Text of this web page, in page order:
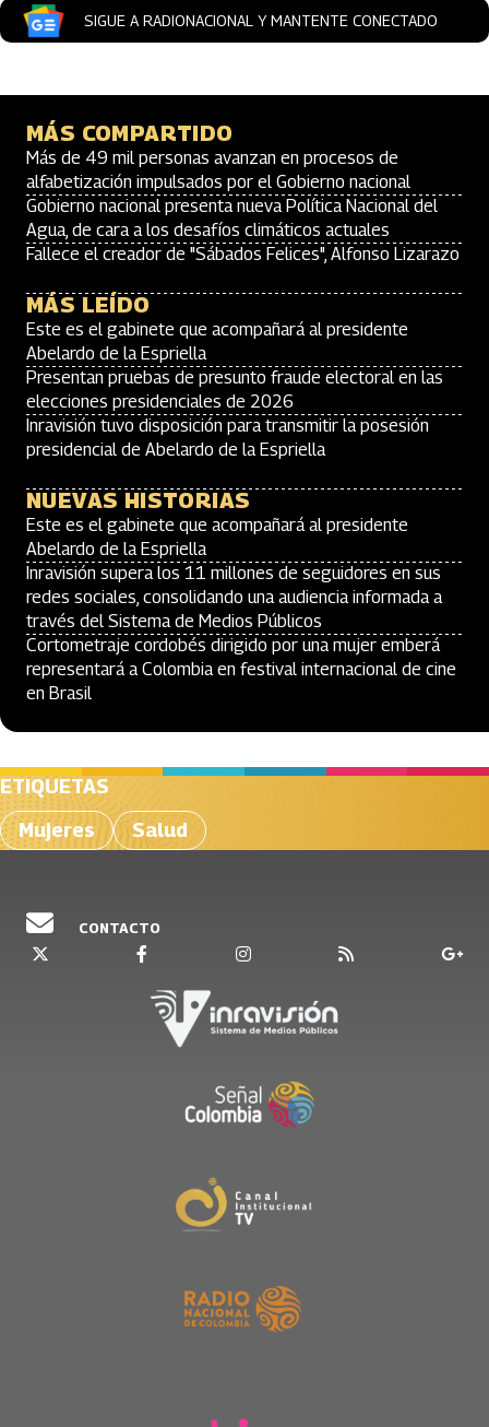
SIGUE A RADIONACIONAL Y MANTENTE CONECTADO
MÁS COMPARTIDO
Más de 49 mil personas avanzan en procesos de
alfabetización impulsados por el Gobierno nacional
Gobierno nacional presenta nueva Política Nacional del
Agua, de cara a los desafíos climáticos actuales
Fallece el creador de "Sábados Felices", Alfonso Lizarazo
MÁS LEÍDO
Este es el gabinete que acompañará al presidente
Abelardo de la Espriella
Presentan pruebas de presunto fraude electoral en las
elecciones presidenciales de 2026
Inravisión tuvo disposición para transmitir la posesión
presidencial de Abelardo de la Espriella
NUEVAS HISTORIAS
Este es el gabinete que acompañará al presidente
Abelardo de la Espriella
Inravisión supera los 11 millones de seguidores en sus
redes sociales, consolidando una audiencia informada a
través del Sistema de Medios Públicos
Cortometraje cordobés dirigido por una mujer emberá
representará a Colombia en festival internacional de cine
en Brasil
ETIQUETAS
Mujeres
Salud
CONTACTO